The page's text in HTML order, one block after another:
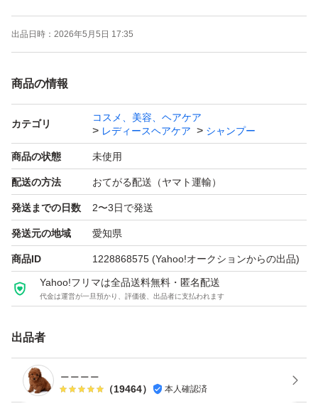
出品日時： 2026年5月5日 17:35
商品の情報
カテゴリ
コスメ、美容、ヘアケア
レディースヘアケア
シャンプー
商品の状態 未使用
配送の方法 おてがる配送（ヤマト運輸）
発送までの日数 2〜3日で発送
発送元の地域 愛知県
商品ID 1228868575 (Yahoo!オークションからの出品)
Yahoo!フリマは全品送料無料・匿名配送
代金は運営が一旦預かり、評価後、出品者に支払われます
出品者
（19464） 本人確認済